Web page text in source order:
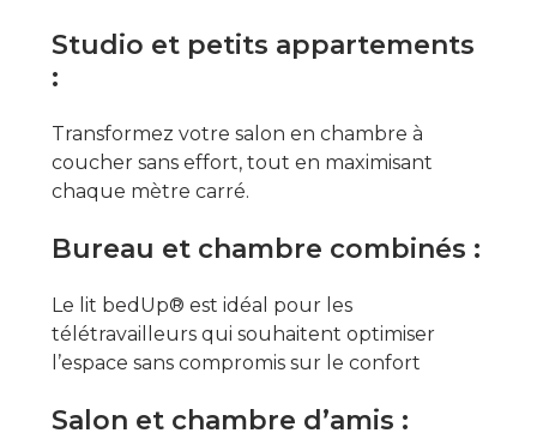
Studio et petits appartements
:
Transformez votre salon en chambre à
coucher sans effort, tout en maximisant
chaque mètre carré.
Bureau et chambre combinés :
Le lit bedUp® est idéal pour les
télétravailleurs qui souhaitent optimiser
l’espace sans compromis sur le confort
Salon et chambre d’amis :